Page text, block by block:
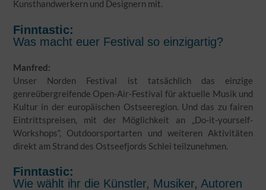
Kunsthandwerkern und Designern mit.
Finntastic:
Was macht euer Festival so einzigartig?
Manfred:
Unser Norden Festival ist tatsächlich das einzige
genreübergreifende Open-Air-Festival für aktuelle Musik und
Kultur in der europäischen Ostseeregion. Und das zu fairen
Eintrittspreisen, mit der Möglichkeit an „Do-it-yourself-
Workshops“, Outdoorsportarten und weiteren Aktivitäten
direkt am Strand des Ostseefjords Schlei teilzunehmen.
Finntastic:
Wie wählt ihr die Künstler, Musiker, Autoren